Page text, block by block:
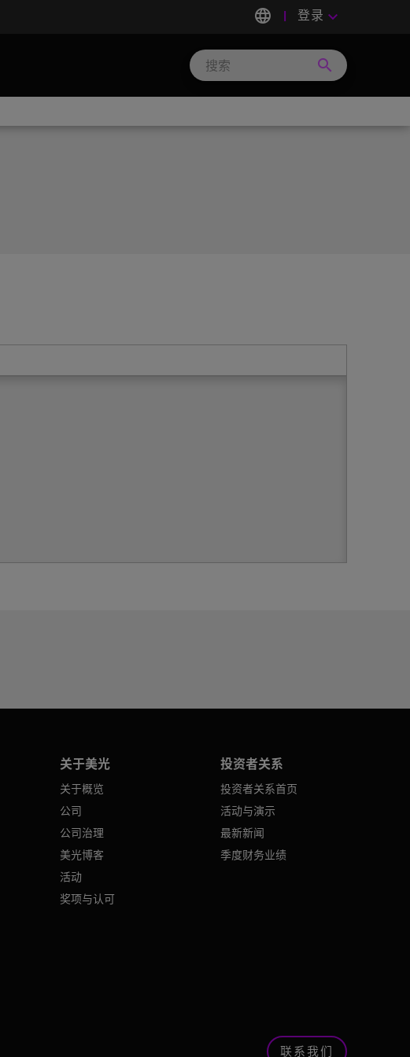
language 登录 keyboard_arrow_down
search
关于美光
关于概览
公司
公司治理
美光博客
活动
奖项与认可
投资者关系
投资者关系首页
活动与演示
最新新闻
季度财务业绩
联系我们